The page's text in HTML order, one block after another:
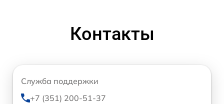
Контакты
Служба поддержки
+7 (351) 200-51-37